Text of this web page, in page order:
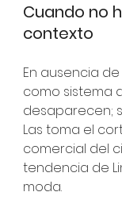
Cuando no
contexto
En ausencia
como sistema
desaparecen;
Las toma el
comercial del
tendencia de
moda.